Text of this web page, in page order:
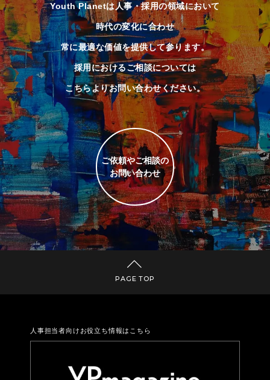
Youth Planetは人事・採用の領域において
時代の変化に合わせ
常に最適な価値を提供して参ります。
採用におけるご相談については
こちらよりお問い合わせください。
ご依頼やご相談の
お問い合わせ
PAGE TOP
人事担当者向けお役立ち情報はこちら